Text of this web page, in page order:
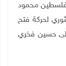
دولة فلسطين محمود
لحركة فتح
حسين فخري